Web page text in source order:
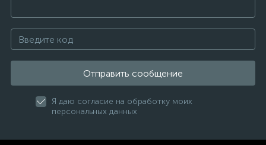
Отправить сообщение
Я даю согласие на обработку моих
персональных данных